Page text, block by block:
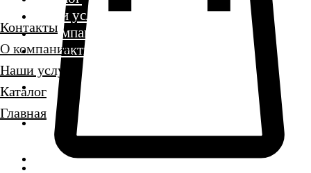
Наши услуги
О компании
Контакты
Контакты
О компании
Наши услуги
Каталог
Главная